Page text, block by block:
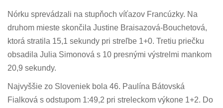
Nórku sprevádzali na stupňoch víťazov Francúzky. Na
druhom mieste skončila Justine Braisazová-Bouchetová,
ktorá stratila 15,1 sekundy pri streľbe 1+0. Tretiu priečku
obsadila Julia Simonová s 10 presnými výstrelmi mankom
20,9 sekundy.
Najvyššie zo Sloveniek bola 46. Paulína Bátovská
Fialková s odstupom 1:49,2 pri streleckom výkone 1+2. Do